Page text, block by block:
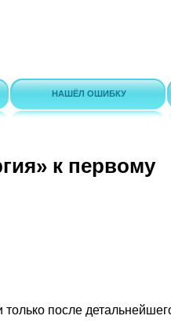
НАШЁЛ ОШИБКУ
к первому
после